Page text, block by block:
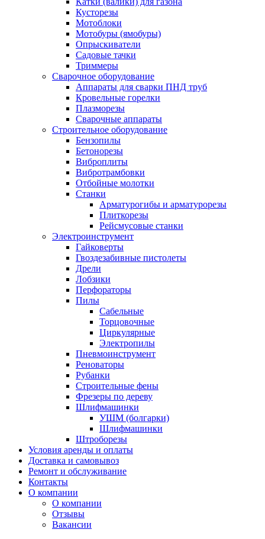
Кусторезы
Мотоблоки
Мотобуры (ямобуры)
Опрыскиватели
Садовые тачки
Триммеры
Сварочное оборудование
Аппараты для сварки ПНД труб
Кровельные горелки
Плазморезы
Сварочные аппараты
Строительное оборудование
Бензопилы
Бетонорезы
Виброплиты
Вибротрамбовки
Отбойные молотки
Станки
Арматурогибы и арматурорезы
Плиткорезы
Рейсмусовые станки
Электроинструмент
Гайковерты
Гвоздезабивные пистолеты
Дрели
Лобзики
Перфораторы
Пилы
Сабельные
Торцовочные
Циркулярные
Электропилы
Пневмоинструмент
Реноваторы
Рубанки
Строительные фены
Фрезеры по дереву
Шлифмашинки
УШМ (болгарки)
Шлифмашинки
Штроборезы
Условия аренды и оплаты
Доставка и самовывоз
Ремонт и обслуживание
Контакты
О компании
О компании
Отзывы
Вакансии